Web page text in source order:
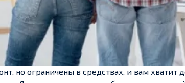
но ограничены в средствах, и вам хватит